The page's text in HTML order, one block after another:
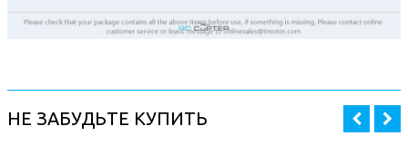
НЕ ЗАБУДЬТЕ КУПИТЬ